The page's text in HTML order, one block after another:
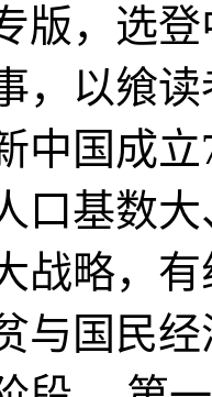
版，选
，以飨
中国成
口基数
战略，
与国民